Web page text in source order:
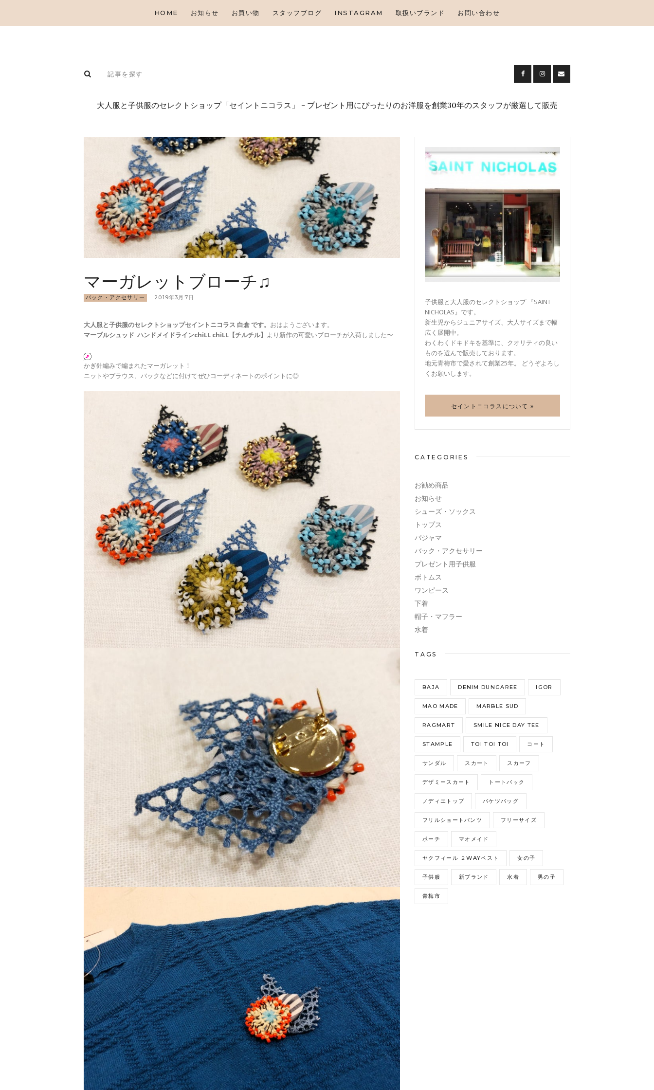
HOME お知らせ お買い物 スタッフブログ INSTAGRAM 取扱いブランド お問い合わせ
⼤⼈服と⼦供服のセレクトショップ「セイントニコラス」 – プレゼント⽤にぴったりのお洋服を創業30年のスタッフが厳選して販売
HOME
INSTAGRAM
お問い合わせ
マーガレットブローチ♫
バック・アクセサリー 2019年3月7日
大人服と子供服のセレクトショップセイントニコラス 白倉 です。 おはようございます。
マーブルシュッド ハンドメイドラインchiLL chiLL【チルチル】 より新作の可愛いブローチが入荷しました〜
かぎ針編みで編まれたマーガレット！
ニットやブラウス、バックなどに付けてぜひコーディネートのポイントに◎
子供服と大人服のセレクトショップ 『SAINT
NICHOLAS』です。
新生児からジュニアサイズ、大人サイズまで幅
広く展開中。
わくわくドキドキを基準に、クオリティの良い
ものを選んで販売しております。
地元青梅市で愛されて創業25年。 どうぞよろし
くお願いします。
セイントニコラスについて »
CATEGORIES
お勧め商品
お知らせ
シューズ・ソックス
トップス
パジャマ
バック・アクセサリー
プレゼント用子供服
ボトムス
ワンピース
下着
帽子・マフラー
水着
TAGS
BAJA DENIM DUNGAREE IGOR
MAO MADE MARBLE SUD
RAGMART SMILE NICE DAY TEE
STAMPLE TOI TOI TOI コート
サンダル スカート スカーフ
デザミースカート トートバック
ノディエトップ バケツバッグ
フリルショートパンツ フリーサイズ
ポーチ マオメイド
ヤクフィール ２WAYベスト 女の子
子供服 新ブランド 水着 男の子
青梅市